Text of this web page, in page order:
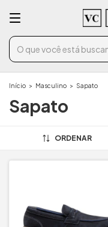
Início > Masculino > Sapato
Sapato
ORDENAR